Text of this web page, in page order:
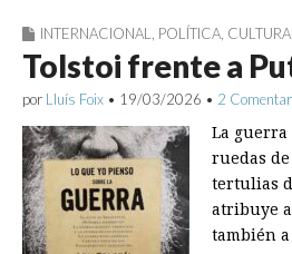
INTERNACIONAL, POLÍTICA, CULTURA
Tolstoi frente a
por Lluís Foix • 19/03/2026 • 2
La guerra
ruedas
tertulias
atribuye
también